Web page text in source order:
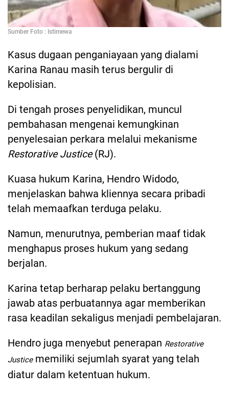
Sumber Foto : Istimewa
Kasus dugaan penganiayaan yang dialami
Karina Ranau masih terus bergulir di
kepolisian.
Di tengah proses penyelidikan, muncul
pembahasan mengenai kemungkinan
penyelesaian perkara melalui mekanisme
Restorative Justice(RJ).
Kuasa hukum Karina, Hendro Widodo,
menjelaskan bahwa kliennya secara pribadi
telah memaafkan terduga pelaku.
Namun, menurutnya, pemberian maaf tidak
menghapus proses hukum yang sedang
berjalan.
Karina tetap berharap pelaku bertanggung
jawab atas perbuatannya agar memberikan
rasa keadilan sekaligus menjadi pembelajaran.
Hendro juga menyebut penerapan Restorative
Justicememiliki sejumlah syarat yang telah
diatur dalam ketentuan hukum.